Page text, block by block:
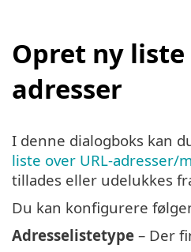
Opret ny
adresser
I denne dialogboks kan
liste over URL-adresser/
tillades eller udelukkes
Du kan konfigurere
Adresselistetype – Der